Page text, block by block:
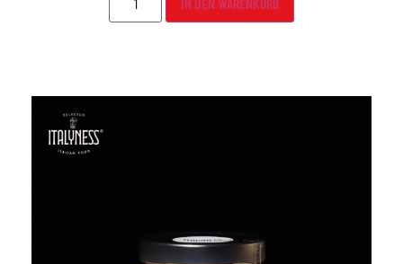
IN DEN WARENKORB